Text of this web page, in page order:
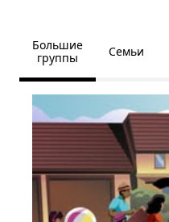
Большие
группы
Семьи